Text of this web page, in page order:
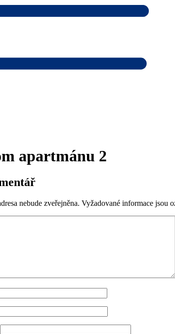
apartmánu 2
nebude zveřejněna. Vyžadované informace jsou